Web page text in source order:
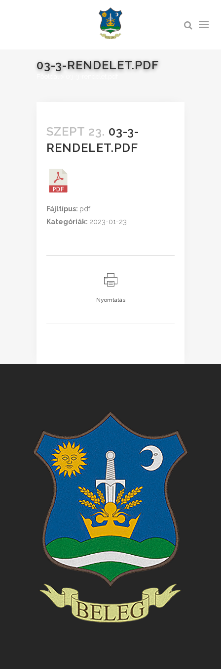
03-3-RENDELET.PDF
SZEPT 23. 03-3-
RENDELET.PDF
Fájltípus: pdf
Kategóriák: 2023-01-23
Nyomtatás